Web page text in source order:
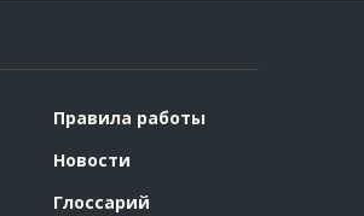
Правила работы
Новости
Глоссарий